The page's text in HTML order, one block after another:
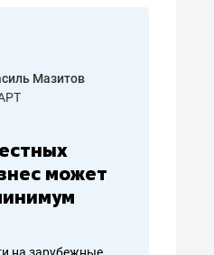
Мазитов
может